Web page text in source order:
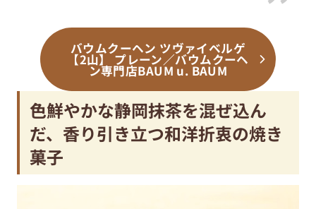
バウムクーヘン ツヴァイベルゲ
【2山】 プレーン／バウムクーヘ
ン専門店BAUM u. BAUM
色鮮やかな静岡抹茶を混ぜ込ん
だ、香り引き立つ和洋折衷の焼き
菓子